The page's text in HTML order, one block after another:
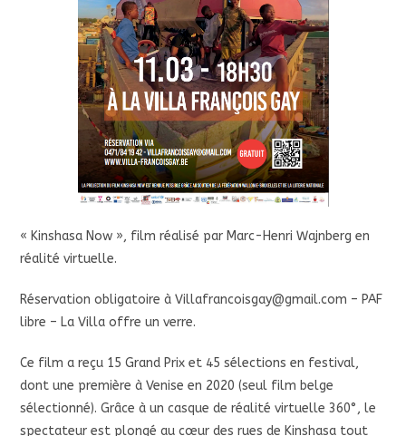
« Kinshasa Now », film réalisé par Marc-Henri Wajnberg en
réalité virtuelle.
Réservation obligatoire à Villafrancoisgay@gmail.com – PAF
libre – La Villa offre un verre.
Ce film a reçu 15 Grand Prix et 45 sélections en festival,
dont une première à Venise en 2020 (seul film belge
sélectionné). Grâce à un casque de réalité virtuelle 360°, le
spectateur est plongé au cœur des rues de Kinshasa tout